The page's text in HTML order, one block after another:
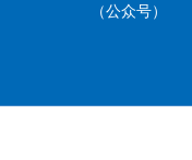
（公众号）